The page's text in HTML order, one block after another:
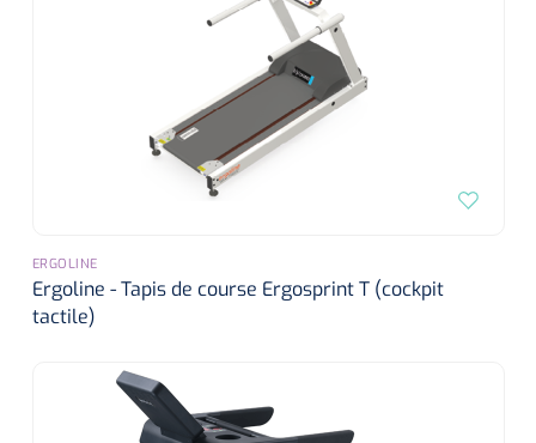
ERGOLINE
Ergoline - Tapis de course Ergosprint T (cockpit
tactile)